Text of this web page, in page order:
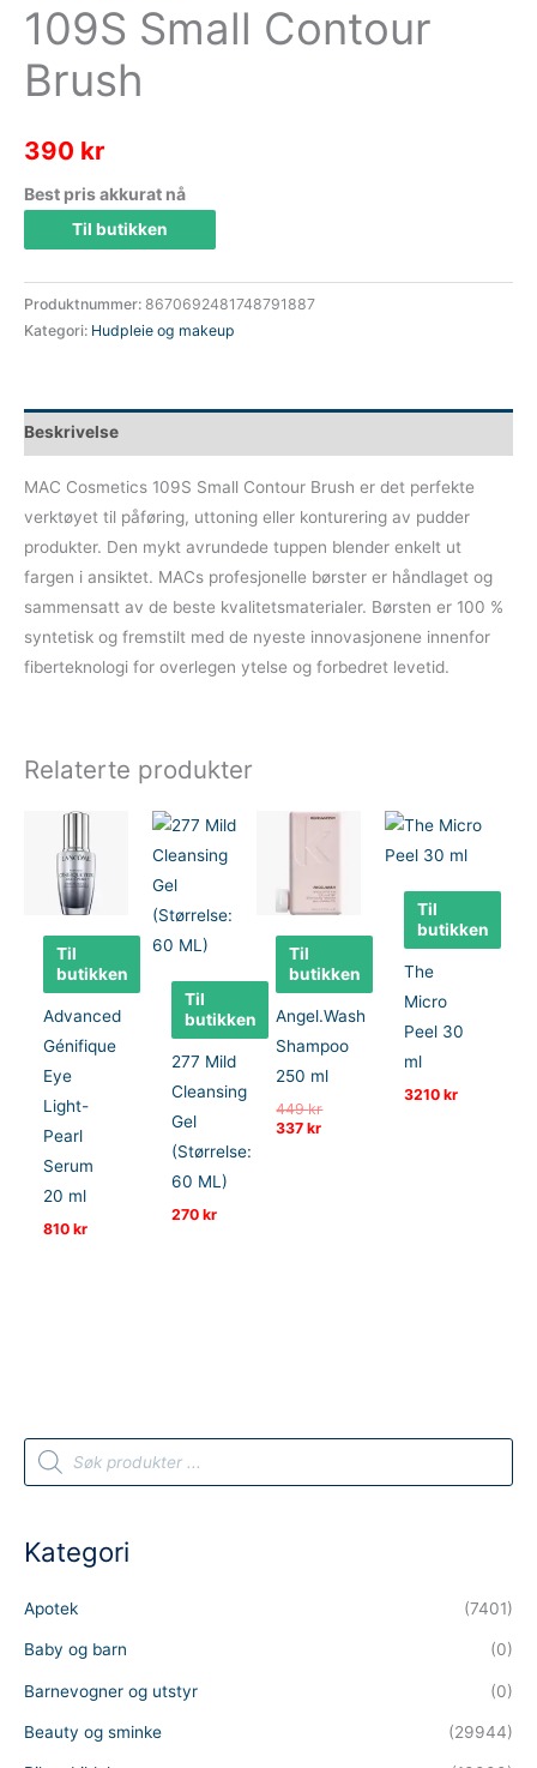
109S Small Contour
Brush
390 kr
Best pris akkurat nå
Til butikken
Produktnummer: 8670692481748791887
Kategori: Hudpleie og makeup
Beskrivelse
MAC Cosmetics 109S Small Contour Brush er det perfekte
verktøyet til påføring, uttoning eller konturering av pudder
produkter. Den mykt avrundede tuppen blender enkelt ut
fargen i ansiktet. MACs profesjonelle børster er håndlaget og
sammensatt av de beste kvalitetsmaterialer. Børsten er 100 %
syntetisk og fremstilt med de nyeste innovasjonene innenfor
fiberteknologi for overlegen ytelse og forbedret levetid.
Relaterte produkter
Til
butikken
Advanced
Génifique
Eye
Light-
Pearl
Serum
20 ml
810kr
Til
butikken
277 Mild
Cleansing
Gel
(Størrelse:
60 ML)
270kr
Til
butikken
Angel.Wash
Shampoo
250 ml
449krOpprinnelig
337krNåværende
Til
butikken
The
Micro
Peel 30
ml
3210kr
P
d
t
s
a
r
h
Kategori
Apotek (7401)
Baby og barn (0)
Barnevogner og utstyr (0)
Beauty og sminke (29944)